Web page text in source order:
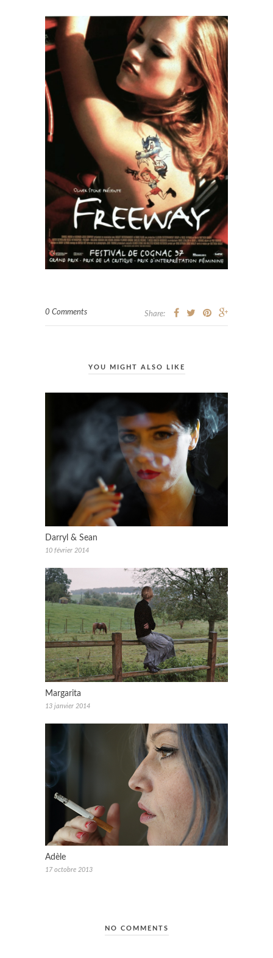
0 Comments Share:
YOU MIGHT ALSO LIKE
Darryl & Sean
10 février 2014
Margarita
13 janvier 2014
Adèle
17 octobre 2013
NO COMMENTS